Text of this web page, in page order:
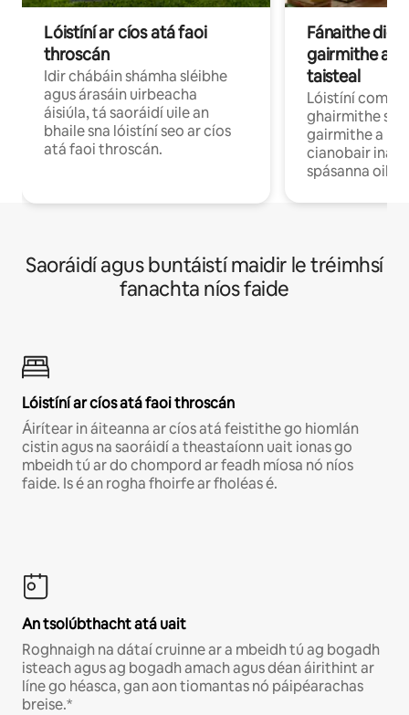
Lóistíní ar cíos atá faoi
throscán
Idir chábáin shámha sléibhe
agus árasáin uirbeacha
áisiúla, tá saoráidí uile an
bhaile sna lóistíní seo ar cíos
atá faoi throscán.
Fánaithe
gairmithe a
taisteal
Lóistíní
ghairmithe
gairmithe a
cianobair ina
spásanna
Saoráidí agus buntáistí maidir le tréimhsí
fanachta níos faide
Lóistíní ar cíos atá faoi throscán
Áirítear in áiteanna ar cíos atá feistithe go hiomlán
cistin agus na saoráidí a theastaíonn uait ionas go
mbeidh tú ar do chompord ar feadh míosa nó níos
faide. Is é an rogha fhoirfe ar fholéas é.
An tsolúbthacht atá uait
Roghnaigh na dátaí cruinne ar a mbeidh tú ag bogadh
isteach agus ag bogadh amach agus déan áirithint ar
líne go héasca, gan aon tiomantas nó páipéarachas
breise.*